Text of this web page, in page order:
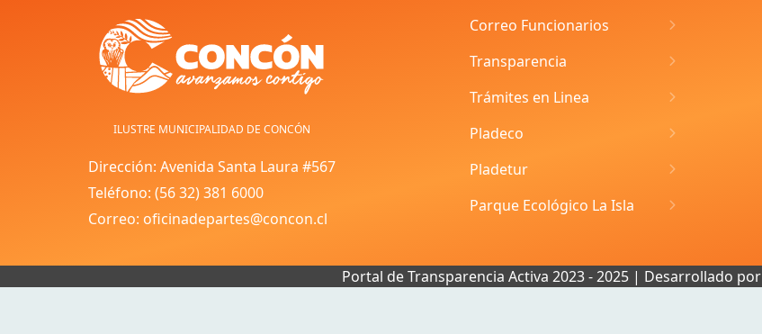
ILUSTRE MUNICIPALIDAD DE CONCÓN
Dirección: Avenida Santa Laura #567
Teléfono: (56 32) 381 6000
Correo: oficinadepartes@concon.cl
Correo Funcionarios
Transparencia
Trámites en Linea
Pladeco
Pladetur
Parque Ecológico La Isla
Portal de Transparencia Activa 2023 - 2025 | Desarrollado por